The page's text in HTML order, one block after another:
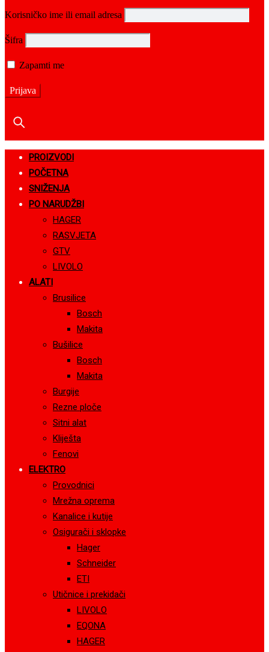
Korisničko ime ili email adresa
Šifra
Zapamti me
PROIZVODI
POČETNA
SNIŽENJA
PO NARUDŽBI
HAGER
RASVJETA
GTV
LIVOLO
ALATI
Brusilice
Bosch
Makita
Bušilice
Bosch
Makita
Burgije
Rezne ploče
Sitni alat
Kliješta
Fenovi
ELEKTRO
Provodnici
Mrežna oprema
Kanalice i kutije
Osigurači i sklopke
Hager
Schneider
ETI
Utičnice i prekidači
LIVOLO
EQONA
HAGER